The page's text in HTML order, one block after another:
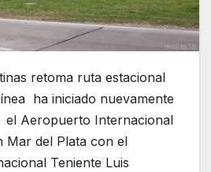
retoma ruta estacional
ha iniciado nuevamente
Aeropuerto Internacional
Mar del Plata con el
Teniente Luis